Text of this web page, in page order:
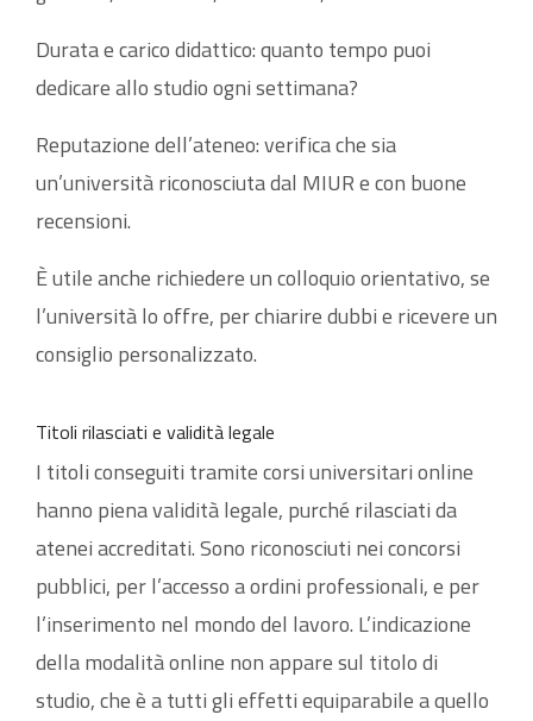
Durata e carico didattico: quanto tempo puoi
dedicare allo studio ogni settimana?
Reputazione dell’ateneo: verifica che sia
un’università riconosciuta dal MIUR e con buone
recensioni.
È utile anche richiedere un colloquio orientativo, se
l’università lo offre, per chiarire dubbi e ricevere un
consiglio personalizzato.
Titoli rilasciati e validità legale
I titoli conseguiti tramite corsi universitari online
hanno piena validità legale, purché rilasciati da
atenei accreditati. Sono riconosciuti nei concorsi
pubblici, per l’accesso a ordini professionali, e per
l’inserimento nel mondo del lavoro. L’indicazione
della modalità online non appare sul titolo di
studio, che è a tutti gli effetti equiparabile a quello